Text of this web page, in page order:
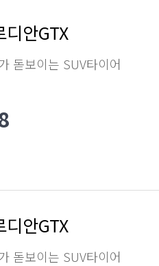
안GTX
돋보이는 SUV타이어
안GTX
돋보이는 SUV타이어